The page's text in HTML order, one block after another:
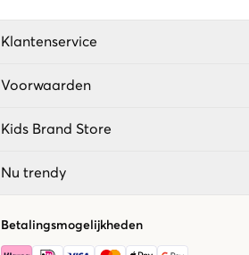
Klantenservice
Voorwaarden
Kids Brand Store
Nu trendy
Betalingsmogelijkheden